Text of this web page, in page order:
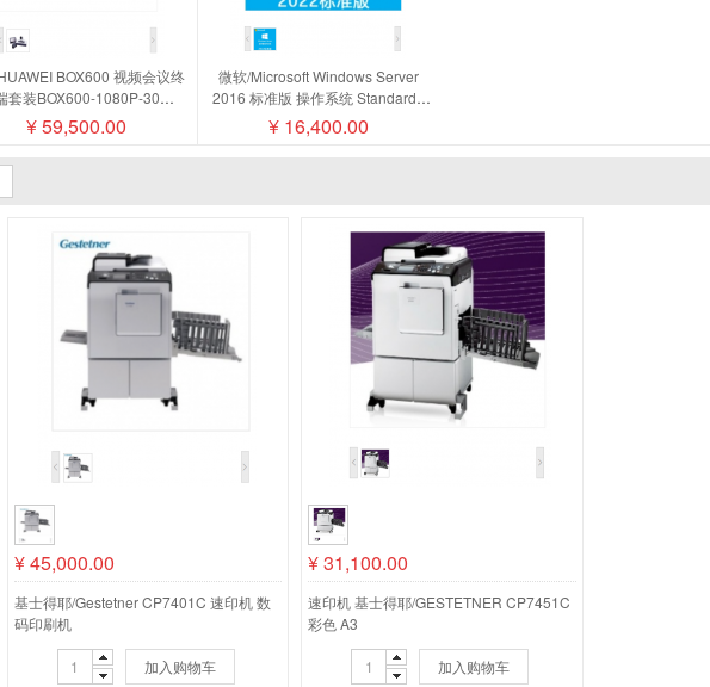
BOX600 视频会议终
套装BOX600-1080P-30
摄像机MIC500全向麦磁
盘阵列
¥59,500.00
微软/Microsoft Windows Server
2016 标准版 操作系统 Standard -
16 Core License Pack
¥ 16,400.00
¥45,000.00
基士得耶/Gestetner CP7401C 速印机 数
码印刷机
加入购物车
¥31,100.00
速印机 基士得耶/GESTETNER CP7451C
彩色 A3
加入购物车